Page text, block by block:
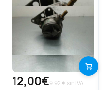
12,00€9.92 € sin IVA